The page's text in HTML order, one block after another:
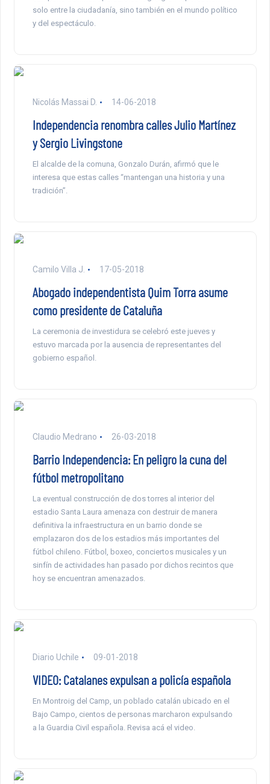
solo entre la ciudadanía, sino también en el mundo político
y del espectáculo.
Nicolás Massai D. 14-06-2018
Independencia renombra calles Julio Martínez
y Sergio Livingstone
El alcalde de la comuna, Gonzalo Durán, afirmó que le
interesa que estas calles “mantengan una historia y una
tradición”.
Camilo Villa J. 17-05-2018
Abogado independentista Quim Torra asume
como presidente de Cataluña
La ceremonia de investidura se celebró este jueves y
estuvo marcada por la ausencia de representantes del
gobierno español.
Claudio Medrano 26-03-2018
Barrio Independencia: En peligro la cuna del
fútbol metropolitano
La eventual construcción de dos torres al interior del
estadio Santa Laura amenaza con destruir de manera
definitiva la infraestructura en un barrio donde se
emplazaron dos de los estadios más importantes del
fútbol chileno. Fútbol, boxeo, conciertos musicales y un
sinfín de actividades han pasado por dichos recintos que
hoy se encuentran amenazados.
Diario Uchile 09-01-2018
VIDEO: Catalanes expulsan a policía española
En Montroig del Camp, un poblado catalán ubicado en el
Bajo Campo, cientos de personas marcharon expulsando
a la Guardia Civil española. Revisa acá el video.